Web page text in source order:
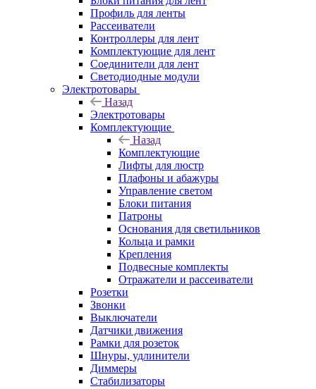
Профиль для ленты
Рассеиватели
Контроллеры для лент
Комплектующие для лент
Соединители для лент
Светодиодные модули
Электротовары
Назад
Электротовары
Комплектующие
Назад
Комплектующие
Лифты для люстр
Плафоны и абажуры
Управление светом
Блоки питания
Патроны
Основания для светильников
Кольца и рамки
Крепления
Подвесные комплекты
Отражатели и рассеиватели
Розетки
Звонки
Выключатели
Датчики движения
Рамки для розеток
Шнуры, удлинители
Диммеры
Стабилизаторы